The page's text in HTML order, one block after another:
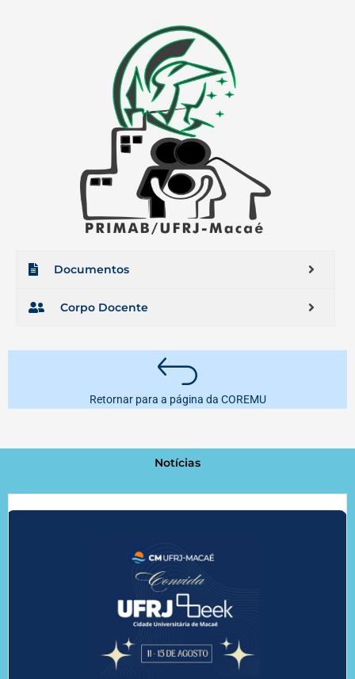
Documentos
Corpo Docente
Retornar para a página da COREMU
Notícias